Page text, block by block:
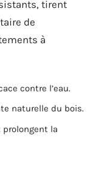
tirent
de
à
contre l’eau.
naturelle du bois.
la